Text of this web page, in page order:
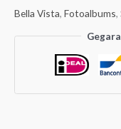
Bella Vista, Fotoalbums,